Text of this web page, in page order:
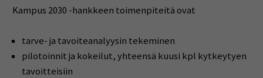
Kampus 2030 -hankkeen toimenpiteitä ovat
tarve- ja tavoiteanalyysin tekeminen
pilotoinnit ja kokeilut, yhteensä kuusi kpl kytkeytyen
tavoitteisiin